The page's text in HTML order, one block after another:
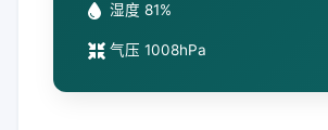
湿度 81%
气压 1008hPa